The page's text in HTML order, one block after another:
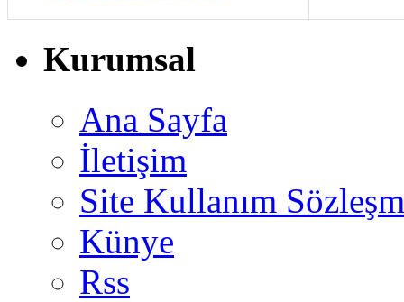
Kurumsal
Ana Sayfa
İletişim
Site Kullanım
Künye
Rss